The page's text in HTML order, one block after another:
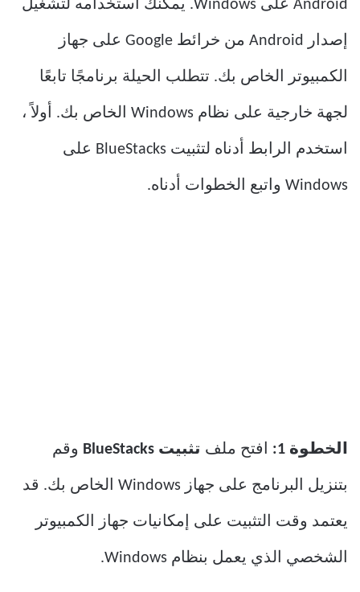
Android على Windows. يمكنك استخدامه لتشغيل
إصدار Android من خرائط Google على جهاز
الكمبيوتر الخاص بك. تتطلب الحيلة برنامجًا تابعًا
لجهة خارجية على نظام Windows الخاص بك. أولاً ،
استخدم الرابط أدناه لتثبيت BlueStacks على
Windows واتبع الخطوات أدناه.
الخطوة 1: افتح ملف تثبيت BlueStacks وقم
بتنزيل البرنامج على جهاز Windows الخاص بك. قد
يعتمد وقت التثبيت على إمكانيات جهاز الكمبيوتر
الشخصي الذي يعمل بنظام Windows.